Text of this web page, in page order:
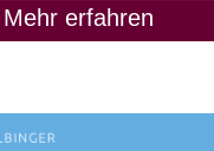
Mehr erfahren